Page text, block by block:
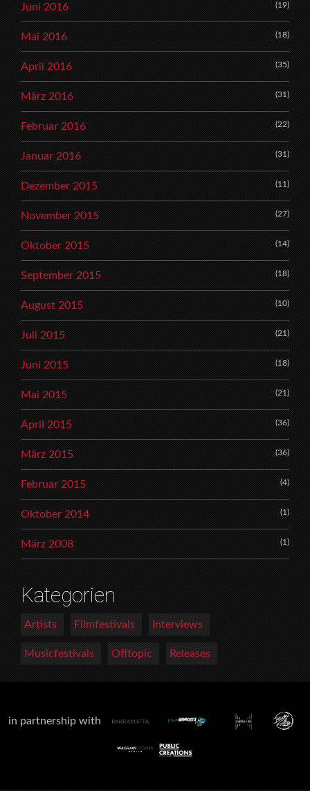
Juni 2016 (19)
Mai 2016 (18)
April 2016 (35)
März 2016 (31)
Februar 2016 (22)
Januar 2016 (31)
Dezember 2015 (11)
November 2015 (27)
Oktober 2015 (14)
September 2015 (18)
August 2015 (10)
Juli 2015 (21)
Juni 2015 (18)
Mai 2015 (21)
April 2015 (36)
März 2015 (36)
Februar 2015 (4)
Oktober 2014 (1)
März 2008 (1)
Kategorien
Artists Filmfestivals Interviews
Musicfestivals Offtopic Releases
in partnership with